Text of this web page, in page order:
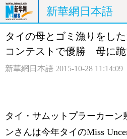
新華網日本語
ホームページ 政治
中日対訳
タイの母とゴミ漁りをし
コンテストで優勝 母に
新華網日本語 2015-10-28 11:14:09
タイ・サムットプラーカーン
ンさんは今年タイのMiss